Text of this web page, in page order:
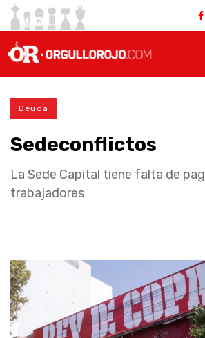
Deuda
Sedeconflictos
La Sede Capital tiene falta de
trabajadores